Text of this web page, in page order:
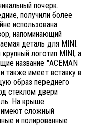
почерк.
получили более
использована
напоминающий
деталь для MINI.
логотип MINI, а
название "ACEMAN
также имеет вставку в
образ переднего
стеклом двери
На крыше
имеют сложный
и полированные